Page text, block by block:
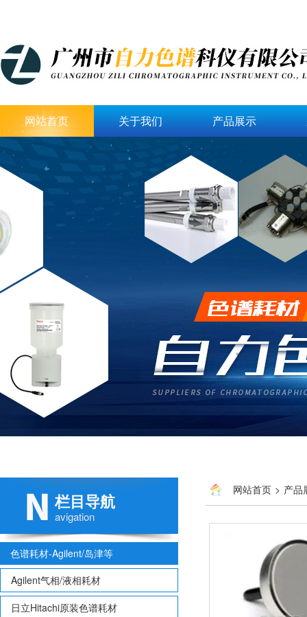
网站首页 关于我们 产品展示
栏目导航
avigation
色谱耗材-Agilent/岛津等
Agilent气相/液相耗材
日立Hitachi原装色谱耗材
网站首页 > 产品